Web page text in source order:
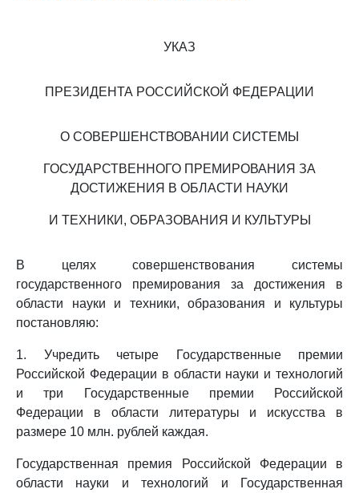
УКАЗ
ПРЕЗИДЕНТА РОССИЙСКОЙ ФЕДЕРАЦИИ
О СОВЕРШЕНСТВОВАНИИ СИСТЕМЫ
ГОСУДАРСТВЕННОГО ПРЕМИРОВАНИЯ ЗА
ДОСТИЖЕНИЯ В ОБЛАСТИ НАУКИ
И ТЕХНИКИ, ОБРАЗОВАНИЯ И КУЛЬТУРЫ
В целях совершенствования системы
государственного премирования за достижения в
области науки и техники, образования и культуры
постановляю:
1. Учредить четыре Государственные премии
Российской Федерации в области науки и технологий
и три Государственные премии Российской
Федерации в области литературы и искусства в
размере 10 млн. рублей каждая.
Государственная премия Российской Федерации в
области науки и технологий и Государственная